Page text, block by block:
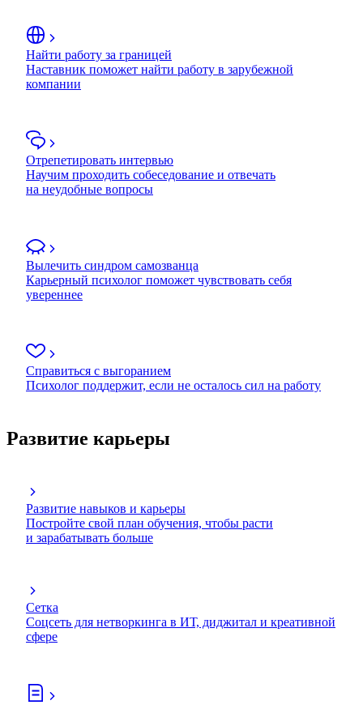
Найти работу за границей
Наставник поможет найти работу в зарубежной
компании
Отрепетировать интервью
Научим проходить собеседование и отвечать
на неудобные вопросы
Вылечить синдром самозванца
Карьерный психолог поможет чувствовать себя
увереннее
Справиться с выгоранием
Психолог поддержит, если не осталось сил на работу
Развитие карьеры
Развитие навыков и карьеры
Постройте свой план обучения, чтобы расти
и зарабатывать больше
Сетка
Соцсеть для нетворкинга в ИТ, диджитал и креативной
сфере